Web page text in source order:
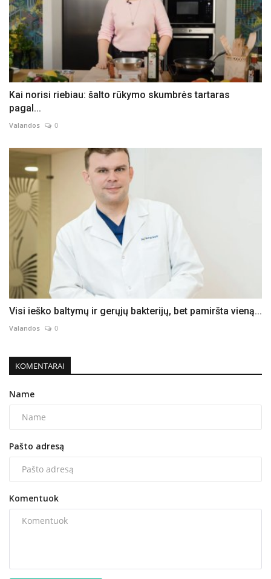
Kai norisi riebiau: šalto rūkymo skumbrės tartaras
pagal...
Valandos 0
Visi ieško baltymų ir gerųjų bakterijų, bet pamiršta vieną...
Valandos 0
KOMENTARAI
Name
Pašto adresą
Komentuok